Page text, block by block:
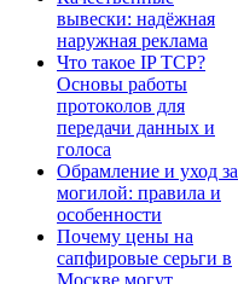
вывески: надёжная
наружная реклама
Что такое IP TCP?
Основы работы
протоколов для
передачи данных и
голоса
Обрамление и уход за
могилой: правила и
особенности
Почему цены на
сапфировые серьги в
Москве могут